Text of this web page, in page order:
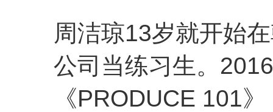
周洁琼13岁就开始
公司当练习生。
《PRODUCE 101